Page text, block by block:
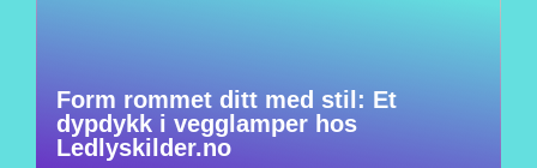
Form rommet ditt med stil: Et
dypdykk i vegglamper hos
Ledlyskilder.no